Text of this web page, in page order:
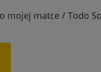
mojej matce / Todo